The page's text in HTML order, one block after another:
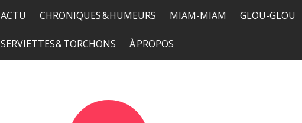
ACTU CHRONIQUES & HUMEURS MIAM-MIAM GLOU-GLOU
SERVIETTES & TORCHONS À PROPOS